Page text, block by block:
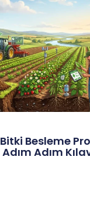
Besleme
Adım